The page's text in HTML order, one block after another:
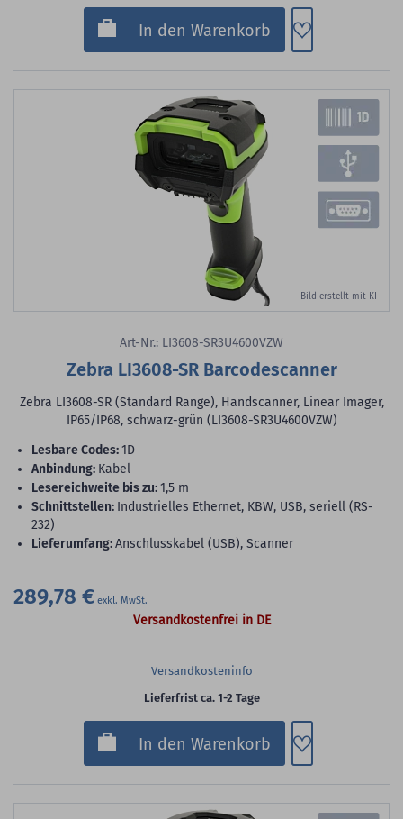
In den Warenkorb Zum
Bild erstellt mit KI
Art-Nr.: LI3608-SR3U4600VZW
Zebra LI3608-SR Barcodescanner
Zebra LI3608-SR (Standard Range), Handscanner, Linear Imager,
IP65/IP68, schwarz-grün (LI3608-SR3U4600VZW)
lesbare Codes:1D
Anbindung: Kabel
Lesereichweite bis zu:1,5 m
Schnittstellen: Industrielles Ethernet, KBW, USB, seriell (RS-
232)
Lieferumfang:Anschlusskabel (USB), Scanner
289,78 €
Versandkostenfrei in DE
Versandkosteninfo
Lieferfrist ca. 1-2 Tage
In den Warenkorb Zum